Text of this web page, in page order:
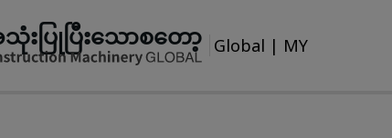
းပြုပြီးသောစတော့ Global | MY